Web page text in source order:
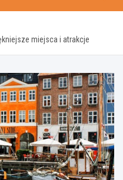
miejsca i atrakcje